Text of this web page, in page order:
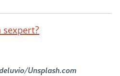
sexpert?
Unsplash.com